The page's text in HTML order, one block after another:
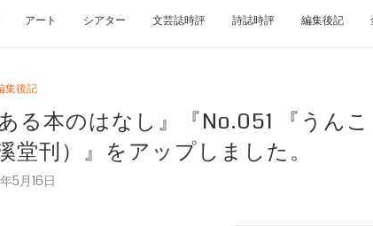
アート シアター 文芸誌時評 詩誌時評 編集後記
集後記
る本のはなし』『No.051 『うん
刊）』をアップしました。
5月16日